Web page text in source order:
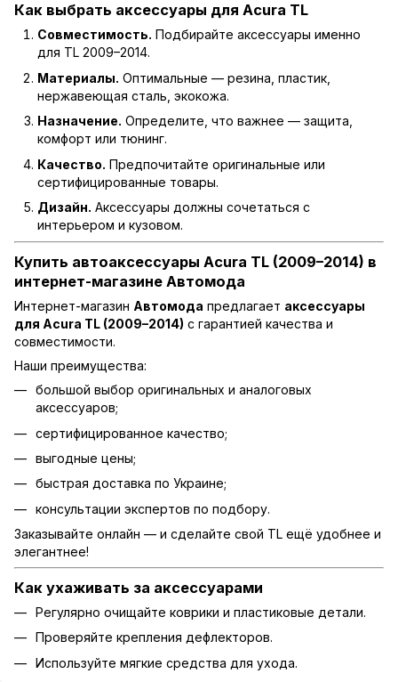
Как выбрать аксессуары для Acura TL
Совместимость. Подбирайте аксессуары именно
для TL 2009–2014.
Материалы. Оптимальные — резина, пластик,
нержавеющая сталь, экокожа.
Назначение. Определите, что важнее — защита,
комфорт или тюнинг.
Качество. Предпочитайте оригинальные или
сертифицированные товары.
Дизайн. Аксессуары должны сочетаться с
интерьером и кузовом.
Купить автоаксессуары Acura TL (2009–2014) в
интернет-магазине Автомода
Интернет-магазин Автомода предлагает аксессуары
для Acura TL (2009–2014) с гарантией качества и
совместимости.
Наши преимущества:
большой выбор оригинальных и аналоговых
аксессуаров;
сертифицированное качество;
выгодные цены;
быстрая доставка по Украине;
консультации экспертов по подбору.
Заказывайте онлайн — и сделайте свой TL ещё удобнее и
элегантнее!
Как ухаживать за аксессуарами
Регулярно очищайте коврики и пластиковые детали.
Проверяйте крепления дефлекторов.
Используйте мягкие средства для ухода.